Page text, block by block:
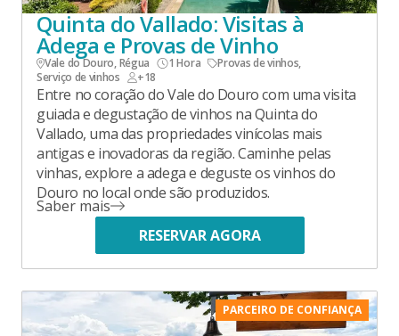
Quinta do Vallado: Visitas à
Adega e Provas de Vinho
Vale do Douro, Régua 1 Hora Provas de vinhos,
Serviço de vinhos
+18
Entre no coração do Vale do Douro com uma visita
guiada e degustação de vinhos na Quinta do
Vallado, uma das propriedades vinícolas mais
antigas e inovadoras da região. Caminhe pelas
vinhas, explore a adega e deguste os vinhos do
Douro no local onde são produzidos.
Saber mais
RESERVAR AGORA
PARCEIRO DE CONFIANÇA